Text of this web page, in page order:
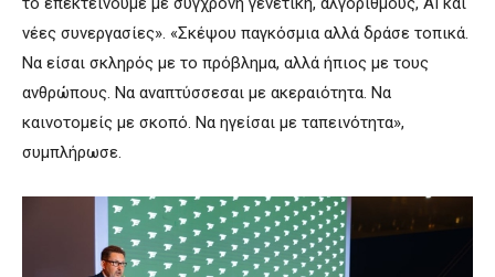
νέες συνεργασίες». «Σκέψου παγκόσμια αλλά δράσε τοπικά.
Να είσαι σκληρός με το πρόβλημα, αλλά ήπιος με τους
ανθρώπους. Να αναπτύσσεσαι με ακεραιότητα. Να
καινοτομείς με σκοπό. Να ηγείσαι με ταπεινότητα»,
συμπλήρωσε.